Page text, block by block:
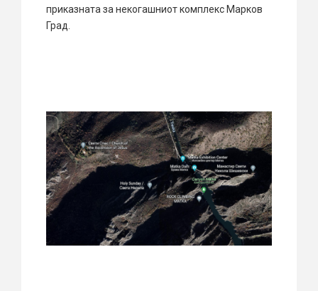
приказната за некогашниот комплекс Марков
Град.